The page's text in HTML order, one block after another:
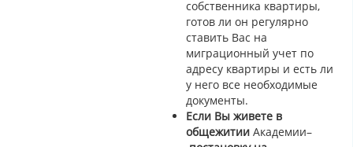
собственника квартиры,
готов ли он регулярно
ставить Вас на
миграционный учет по
адресу квартиры и есть ли
у него все необходимые
документы.
Если Вы живете в
общежитии Академии–